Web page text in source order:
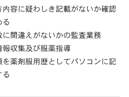
容に疑わしき記載がないか確認
る
間違えがないかの監査業務
収集及び服薬指導
薬剤服用歴としてパソコンに記
る